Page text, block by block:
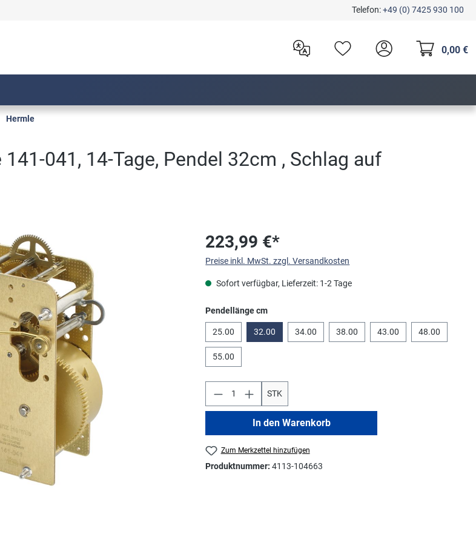
Telefon:+49 (0) 7425 930 100
0,00 €
Hermle
041, 14-Tage, Pendel 32cm , Schlag auf
223,99 €*
Preise inkl. MwSt. zzgl. Versandkosten
Sofort verfügbar, Lieferzeit: 1-2 Tage
Pendellänge cmauswählen
25.00 32.00 34.00 38.00 43.00 48.00
55.00
STK
In den Warenkorb
Zum Merkzettel hinzufügen
Produktnummer:4113-104663